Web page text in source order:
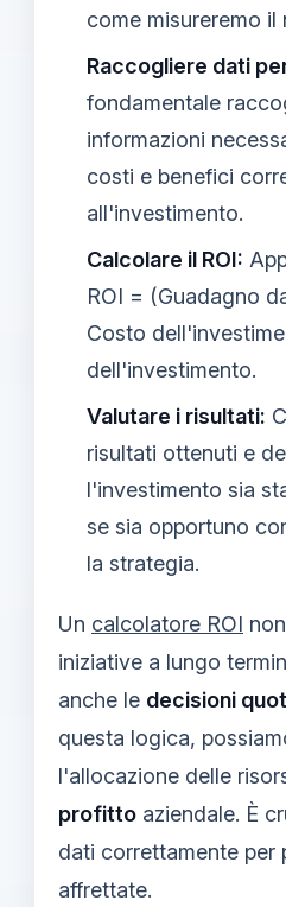
come misureremo il
Raccogliere dati
fondamentale
informazioni
costi e benefici
all'investimento.
Calcolare il ROI:
ROI = (Guadagno
Costo
dell'investimento.
Valutare i risultati:
risultati ottenuti e
l'investimento sia
se sia opportuno
la strategia.
Un calcolatore ROI
iniziative a lungo
anche le decisioni
questa logica,
l'allocazione delle
profitto aziendale. È
dati correttamente per
affrettate.